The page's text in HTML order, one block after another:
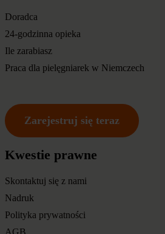
Doradca
24-godzinna opieka
Ile zarabiasz
Praca dla pielęgniarek w Niemczech
Zarejestruj się teraz
Kwestie prawne
Skontaktuj się z nami
Nadruk
Polityka prywatności
AGB